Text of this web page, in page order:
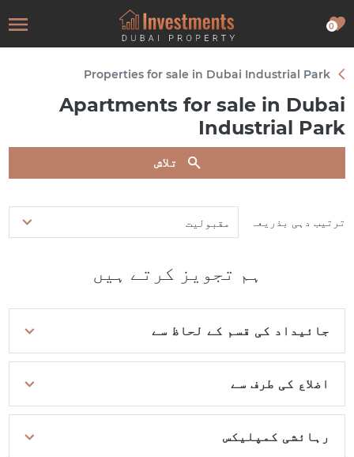
0
Properties for sale in Dubai Industrial Park
Apartments for sale in Dubai
Industrial Park
تلاش
ترتیب دہی بذریعہ مقبولیت
ہم تجویز کرتے ہیں
جائیداد کی قسم کے لحاظ سے
اضلاع کی طرف سے
رہائشی کمپلیکس